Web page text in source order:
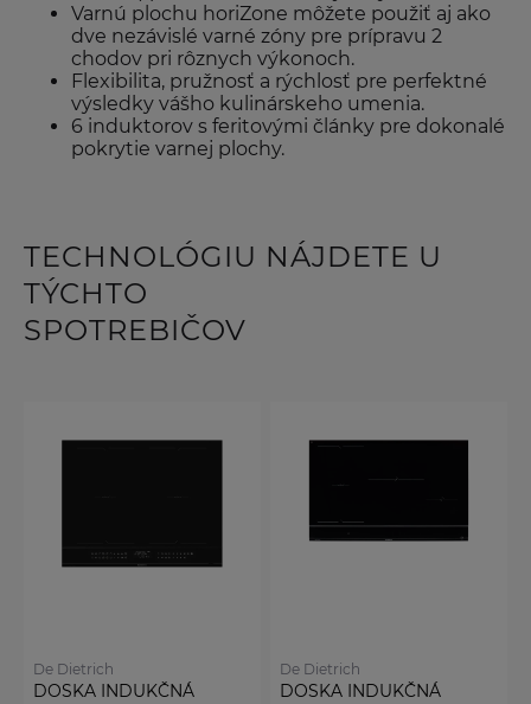
Varnú plochu horiZone môžete použiť aj ako
dve nezávislé varné zóny pre prípravu 2
chodov pri rôznych výkonoch.
Flexibilita, pružnosť a rýchlosť pre perfektné
výsledky vášho kulinárskeho umenia.
6 induktorov s feritovými články pre dokonalé
pokrytie varnej plochy.
TECHNOLÓGIU NÁJDETE U
TÝCHTO
SPOTREBIČOV
De Dietrich
DOSKA INDUKČNÁ
De Dietrich
DOSKA INDUKČNÁ